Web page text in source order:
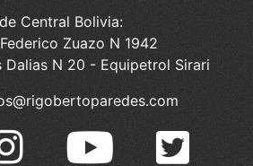
Central Bolivia:
Zuazo N 1942
Dalias N 20 - Equipetrol Sirari